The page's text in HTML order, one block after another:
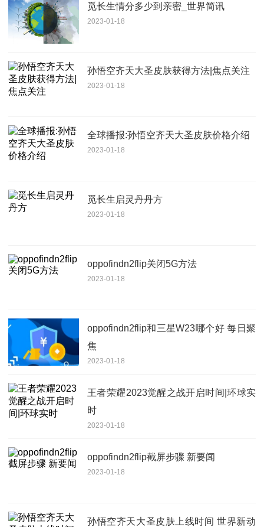
觅长生情分多少到亲密_世界简讯
2023-01-18
孙悟空齐天大圣皮肤获得方法|焦点关注
2023-01-18
全球播报:孙悟空齐天大圣皮肤价格介绍
2023-01-18
觅长生启灵丹丹方
2023-01-18
oppofindn2flip关闭5G方法
2023-01-18
oppofindn2flip和三星W23哪个好 每日聚
焦
2023-01-18
王者荣耀2023觉醒之战开启时间|环球实
时
2023-01-18
oppofindn2flip截屏步骤 新要闻
2023-01-18
孙悟空齐天大圣皮肤上线时间 世界新动